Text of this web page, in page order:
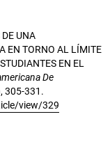
UNA
EN TORNO AL LÍMITE
EN EL
De
305-331.
view/329